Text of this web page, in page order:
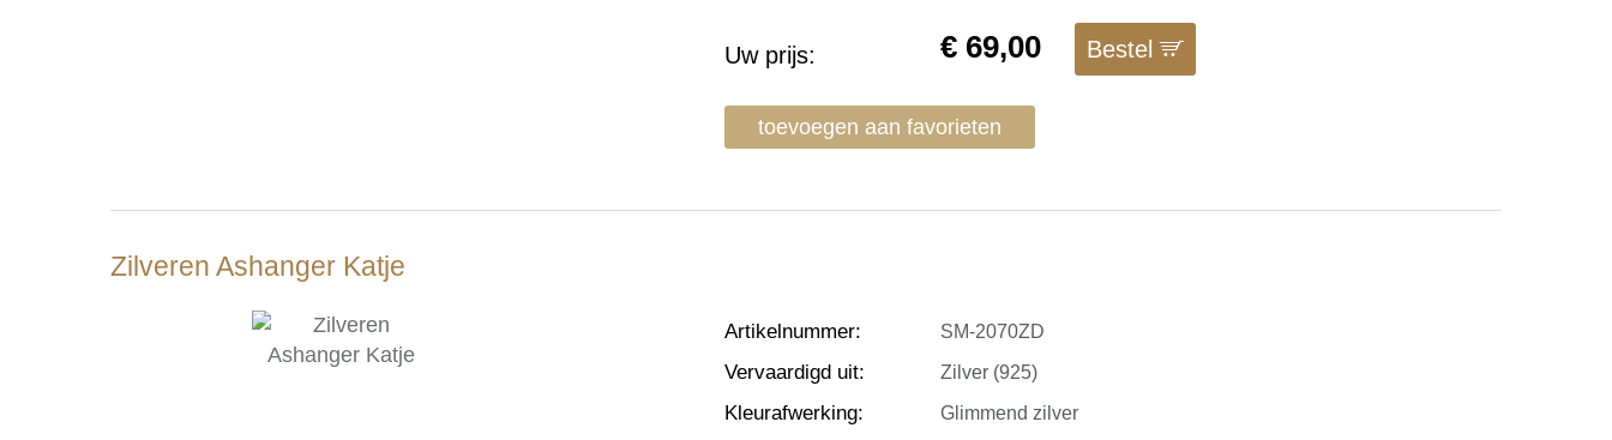
Uw prijs: € 69,00 Bestel
toevoegen aan favorieten
Zilveren Ashanger Katje
Artikelnummer: SM-2070ZD
Vervaardigd uit: Zilver (925)
Kleurafwerking: Glimmend zilver